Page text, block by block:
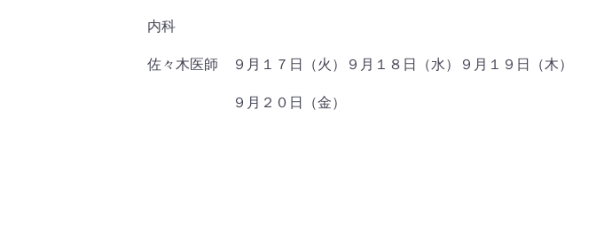
内科
佐々木医師 ９月１７日（火）９月１８日（水）９月１９日（木）
９月２０日（金）